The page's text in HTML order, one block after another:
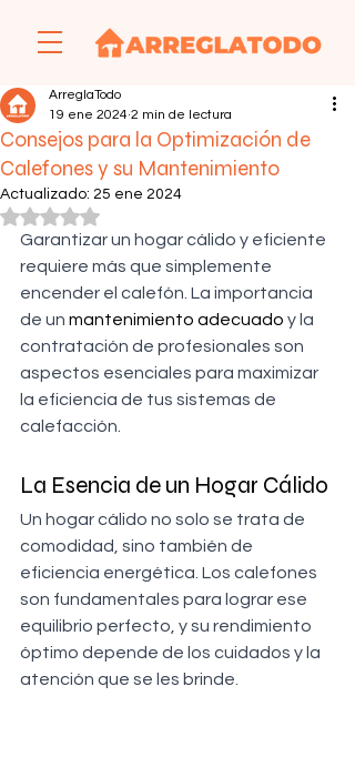
Consejos para la Optimización de
Calefones y su Mantenimiento
ArreglaTodo
19 ene 2024 2 min de lectura
Actualizado: 25 ene 2024
Obtuvo NaN de 5 estrellas.
Garantizar un hogar cálido y eficiente
requiere más que simplemente
encender el calefón. La importancia
de un mantenimiento adecuado y la
contratación de profesionales son
aspectos esenciales para maximizar
la eficiencia de tus sistemas de
calefacción.
La Esencia de un Hogar Cálido
Un hogar cálido no solo se trata de
comodidad, sino también de
eficiencia energética. Los calefones
son fundamentales para lograr ese
equilibrio perfecto, y su rendimiento
óptimo depende de los cuidados y la
atención que se les brinde.